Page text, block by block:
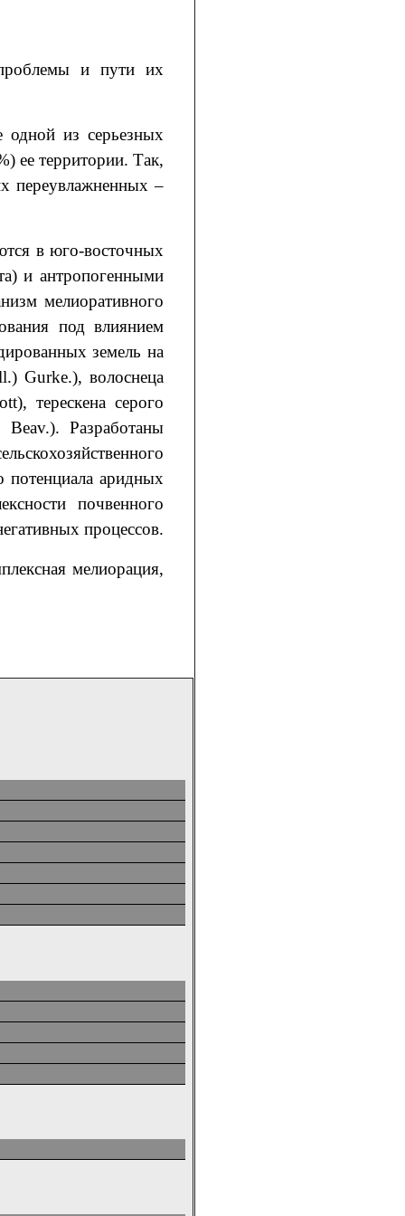
и пути их
одной из серьезных
ее территории. Так,
переувлажненных –
в юго-восточных
и антропогенными
мелиоративного
под влиянием
земель на
Gurke.), волоснеца
терескена серого
Разработаны
потенциала аридных
почвенного
процессов.
мелиорация,